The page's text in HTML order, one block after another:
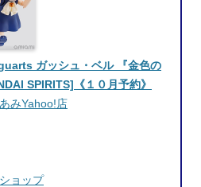
ガッシュ・ベル 『金色の
SPIRITS]《１０月予約》
みYahoo!店
ョップ